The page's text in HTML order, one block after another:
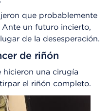
que probablemente
Ante un futuro incierto,
de la desesperación.
de riñón
hicieron una cirugía
el riñón completo.